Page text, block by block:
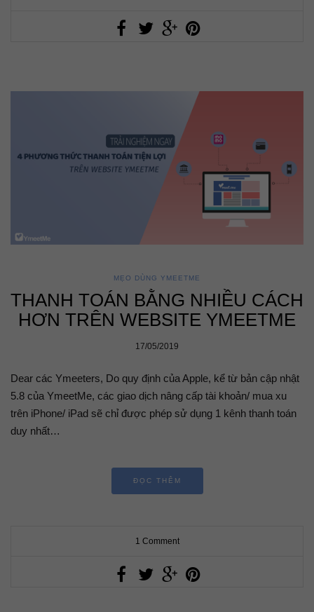
MẸO DÙNG YMEETME
THANH TOÁN BẰNG NHIỀU CÁCH
HƠN TRÊN WEBSITE YMEETME
17/05/2019
Dear các Ymeeters, Do quy định của Apple, kể từ bản cập nhật
5.8 của YmeetMe, các giao dịch nâng cấp tài khoản/ mua xu
trên iPhone/ iPad sẽ chỉ được phép sử dụng 1 kênh thanh toán
duy nhất…
ĐỌC THÊM
1 Comment